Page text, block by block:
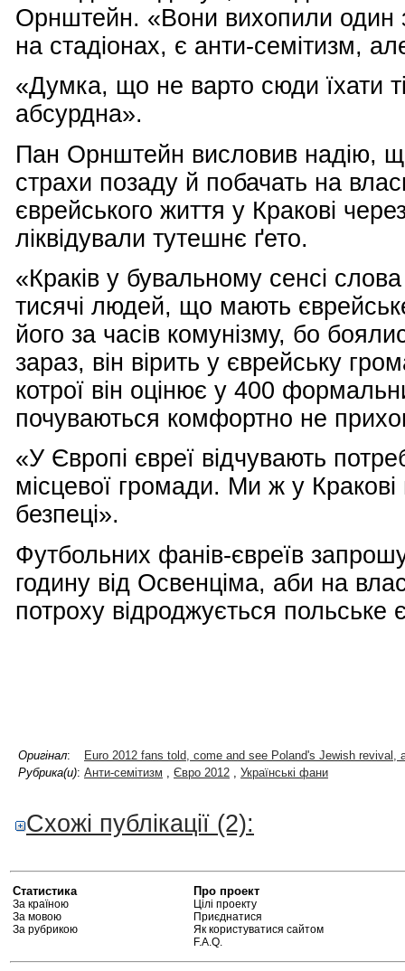
Орнштейн. «Вони вихопили один
на стадіонах, є анти-семітизм,
«Думка, що не варто сюди їхати
абсурдна».
Пан Орнштейн висловив надію,
страхи позаду й побачать на
єврейського життя у Кракові
ліквідували тутешнє ґето.
«Краків у бувальному сенсі
тисячі людей, що мають
його за часів комунізму, бо
зараз, він вірить у єврейську
котрої він оцінює у 400
почуваються комфортно не
«У Європі євреї відчувають
місцевої громади. Ми ж у Кракові
безпеці».
Футбольних фанів-євреїв
годину від Освенціма, аби на
потроху відроджується польське
Оригінал:
Euro 2012 fans told, come and see Poland's Jewish revival,
Рубрика(и): Анти-семітизм Євро 2012 Українські фани
Схожі публікації (2):
Статистика
За країною
За мовою
За рубрикою
Про проект
Цілі проекту
Приєднатися
Як користуватися сайтом
F.A.Q.